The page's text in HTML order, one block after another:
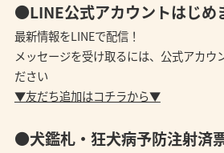
●LINE公式アカウントはじめ
最新情報をLINEで配信！
メッセージを受け取るには、公式アカウ
ださい
▼友だち追加はコチラから▼
●犬鑑札・狂犬病予防注射済